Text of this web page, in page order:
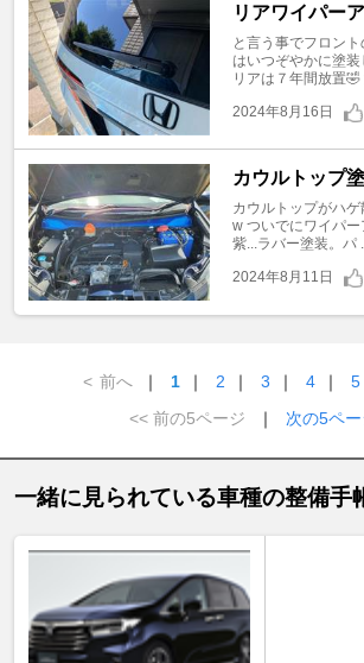
リアワイパー
と言う事でフロン
はいつぞやかに塗
リアは７年間放置
2024年8月16日
カウルトップ
カウルトップがハ
w ついでにワイパ
紫...ラバー塗装。パ
2024年8月11日
< 前へ ｜ 1 ｜ 2 ｜ 3 ｜ 4 ｜ 5
<< 前の5ページ
｜ 次の5ペ
一緒に見られている車種の整備手